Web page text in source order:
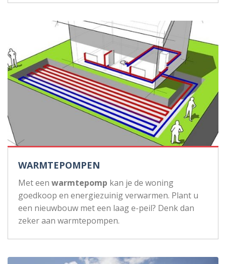
WARMTEPOMPEN
Met een warmtepomp kan je de woning
goedkoop en energiezuinig verwarmen. Plant u
een nieuwbouw met een laag e-peil? Denk dan
zeker aan warmtepompen.